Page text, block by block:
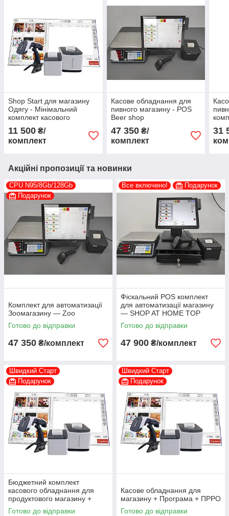
Shop Start для магазину
Одягу - Мінімальний
комплект касового
автоматизації магазину +
Програма + ПРРО
11 500 ₴/
комплект
Касове обладнання для
пивного магазину - POS
Beer shop
47 350₴/
комплект
31
Акційні пропозиції та новинки
CPU N95/8Gb/128Gb
Подарунок
Комплект для автоматизації
Зоомагазину — Zoo
Готово до відправки
47 350 ₴/комплект
Все включено! Подарунок
Фіскальний POS комплект
для автоматизації магазину
— SHOP AT HOME TOP
Готово до відправки
47 900 ₴/комплект
Швидкий Старт
Подарунок
Бюджетний комплект
касового обладнання для
продуктового магазину +
Програма + ПРРО
Готово до відправки
Швидкий Старт
Подарунок
Касове обладнання для
магазину + Програма + ПРРО
Готово до відправки